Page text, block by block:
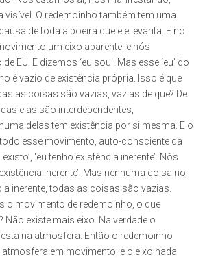
visível. O redemoinho também tem uma
de toda a poeira que ele levanta. E no
um eixo aparente, e nós
EU. E dizemos ‘eu sou’. Mas esse ‘eu’ do
é vazio de existência própria. Isso é que
as coisas são vazias, vazias de que? De
elas são interdependentes,
delas tem existência por si mesma. E o
todo esse movimento, auto-consciente da
‘eu tenho existência inerente’. Nós
inerente’. Mas nenhuma coisa no
inerente, todas as coisas são vazias.
o movimento de redemoinho, o que
Não existe mais eixo. Na verdade o
na atmosfera. Então o redemoinho
atmosfera em movimento, e o eixo nada